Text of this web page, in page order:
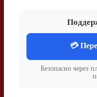
💳
Безопасно через